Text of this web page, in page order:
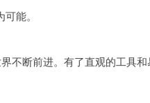
能。
不断前进。有了直观的工具